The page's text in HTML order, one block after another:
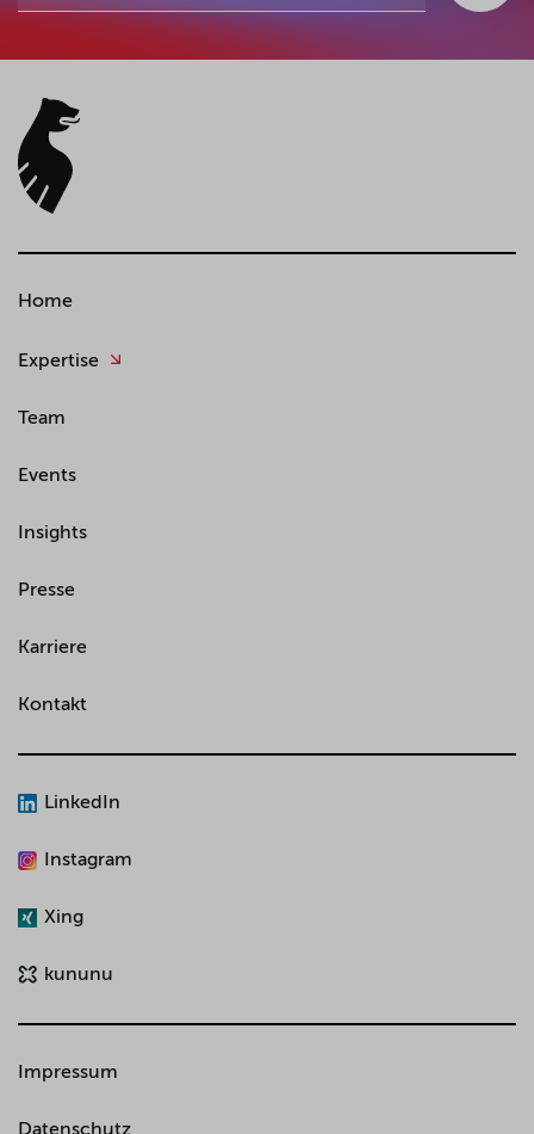
Home
Expertise
Team
Events
Insights
Presse
Karriere
Kontakt
LinkedIn
Instagram
Xing
kununu
Impressum
Datenschutz